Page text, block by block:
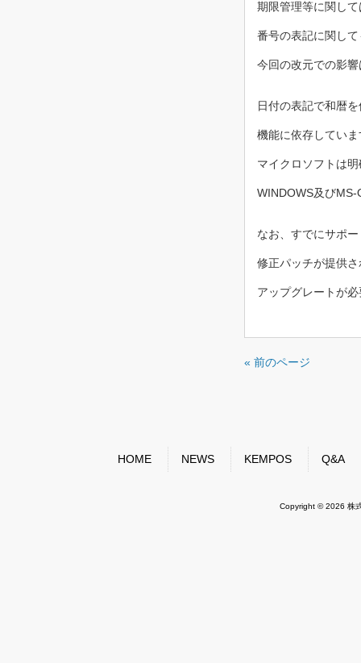
期限管理等に関し
番号の表記に関し
今回の改元での影
日付の表記で和暦
機能に依存してい
マイクロソフトは
WINDOWS及び
なお、すでにサポ
修正パッチが提供
アップグレートが
« 前のページ
HOME NEWS KEMPOS Q&A
Copyright © 2026 株